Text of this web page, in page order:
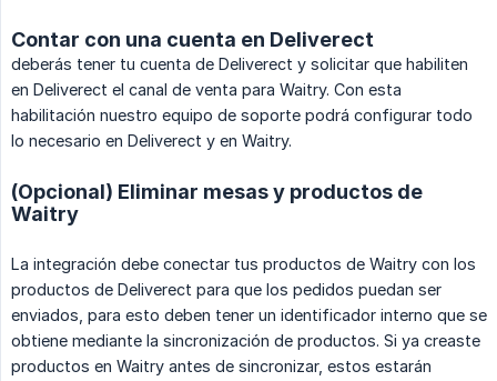
Contar con una cuenta en Deliverect
deberás tener tu cuenta de Deliverect y solicitar que habiliten
en Deliverect el canal de venta para Waitry. Con esta
habilitación nuestro equipo de soporte podrá configurar todo
lo necesario en Deliverect y en Waitry.
(Opcional) Eliminar mesas y productos de
Waitry
La integración debe conectar tus productos de Waitry con los
productos de Deliverect para que los pedidos puedan ser
enviados, para esto deben tener un identificador interno que se
obtiene mediante la sincronización de productos. Si ya creaste
productos en Waitry antes de sincronizar, estos estarán